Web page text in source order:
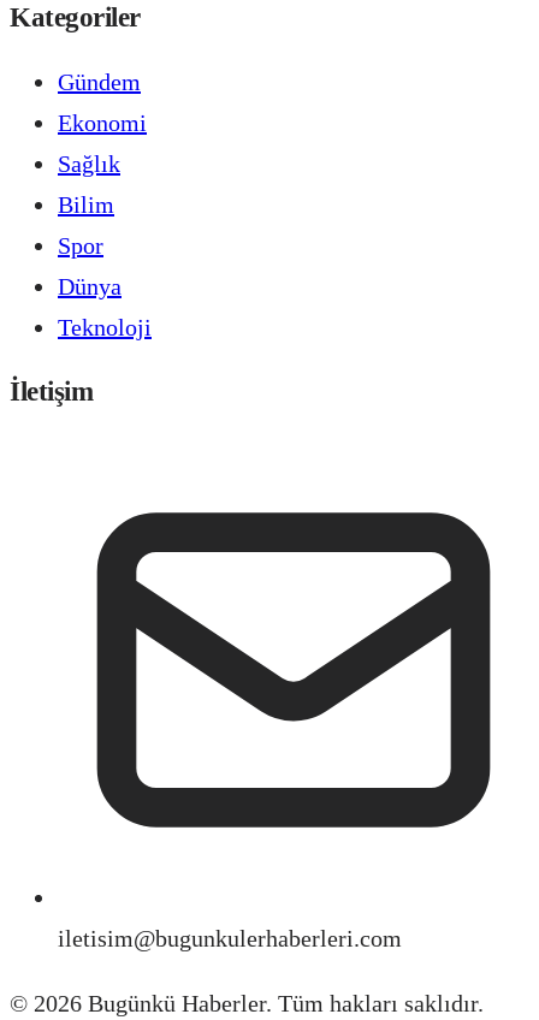
Kategoriler
Gündem
Ekonomi
Sağlık
Bilim
Spor
Dünya
Teknoloji
İletişim
iletisim@bugunkulerhaberleri.com
© 2026 Bugünkü Haberler. Tüm hakları saklıdır.